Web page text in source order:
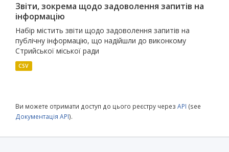
Звіти, зокрема щодо задоволення запитів на
інформацію
Набір містить звіти щодо задоволення запитів на
публічну інформацію, що надійшли до виконкому
Стрийської міської ради
CSV
Ви можете отримати доступ до цього реєстру через API (see
Документація API).